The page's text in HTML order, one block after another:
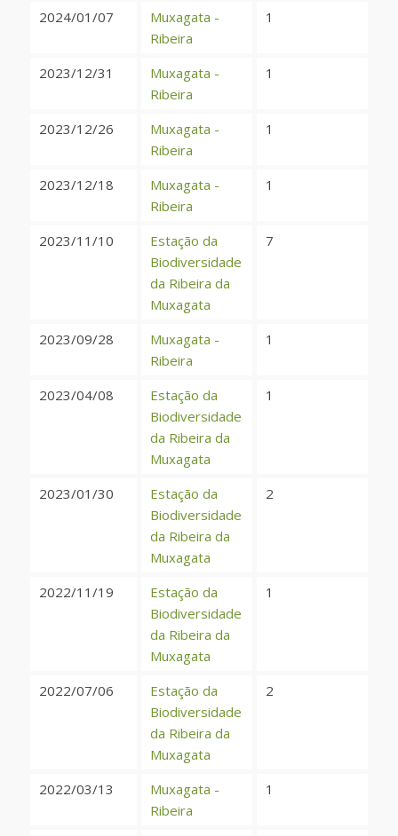
2024/01/07
Muxagata -
Ribeira
1
2023/12/31
Muxagata -
Ribeira
1
2023/12/26
Muxagata -
Ribeira
1
2023/12/18
Muxagata -
Ribeira
1
2023/11/10
Estação da
Biodiversidade
da Ribeira da
Muxagata
7
2023/09/28
Muxagata -
Ribeira
1
2023/04/08
Estação da
Biodiversidade
da Ribeira da
Muxagata
1
2023/01/30
Estação da
Biodiversidade
da Ribeira da
Muxagata
2
2022/11/19
Estação da
Biodiversidade
da Ribeira da
Muxagata
1
2022/07/06
Estação da
Biodiversidade
da Ribeira da
Muxagata
2
2022/03/13
Muxagata -
Ribeira
1